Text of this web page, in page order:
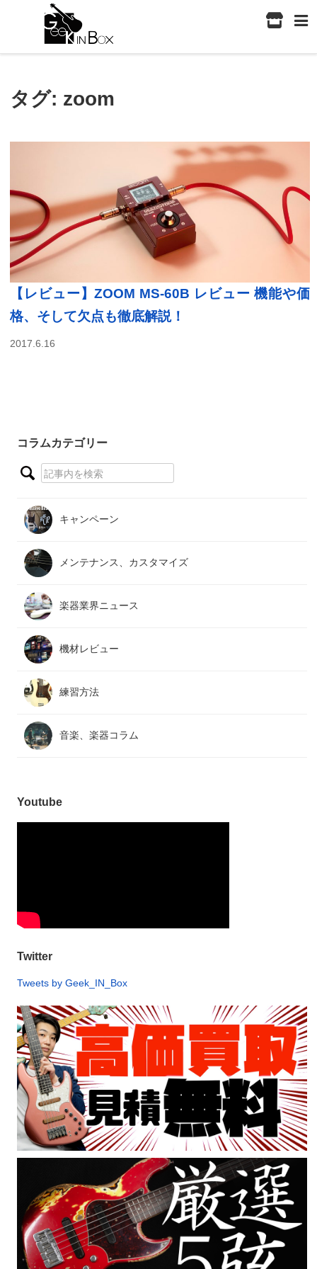
タグ: zoom
【レビュー】ZOOM MS-60B レビュー 機能や価
格、そして欠点も徹底解説！
2017.6.16
コラムカテゴリー
キャンペーン
メンテナンス、カスタマイズ
楽器業界ニュース
機材レビュー
練習方法
音楽、楽器コラム
Youtube
Twitter
Tweets by Geek_IN_Box